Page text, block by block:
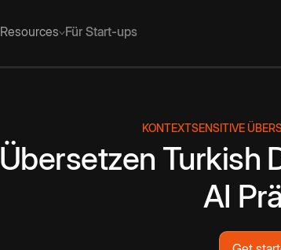
Resources Für Start-ups
KONTEXTSENSITIVE
Übersetzen Turkish
AI